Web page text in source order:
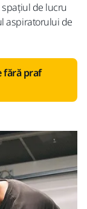
de lucru
aspiratorului de
fără praf